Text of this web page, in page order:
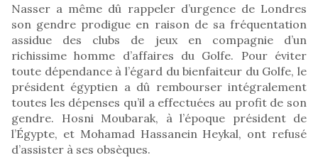
Nasser a même dû rappeler d’urgence de Londres
son gendre prodigue en raison de sa fréquentation
assidue des clubs de jeux en compagnie d’un
richissime homme d’affaires du Golfe. Pour éviter
toute dépendance à l’égard du bienfaiteur du Golfe, le
président égyptien a dû rembourser intégralement
toutes les dépenses qu’il a effectuées au profit de son
gendre. Hosni Moubarak, à l’époque président de
l’Égypte, et Mohamad Hassanein Heykal, ont refusé
d’assister à ses obsèques.